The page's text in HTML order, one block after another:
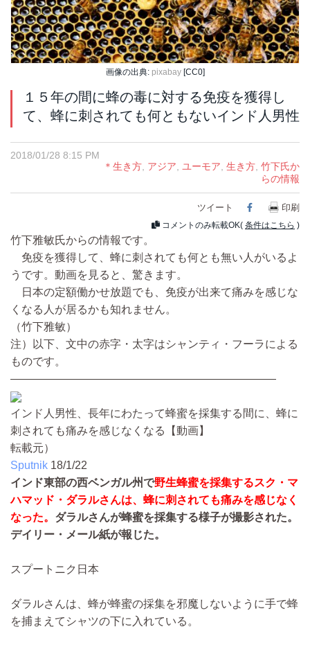
画像の出典: pixabay[CC0]
１５年の間に蜂の毒に対する免疫を獲得し
て、蜂に刺されても何ともないインド人男性
2018/01/28 8:15 PM
＊生き方, アジア, ユーモア, 生き方, 竹下氏か
らの情報
ツイート Facebook
印刷
コメントのみ転載OK( 条件はこちら )
竹下雅敏氏からの情報です。
免疫を獲得して、蜂に刺されても何とも無い人がいるよ
うです。動画を見ると、驚きます。
日本の定額働かせ放題でも、免疫が出来て痛みを感じな
くなる人が居るかも知れません。
（竹下雅敏）
注）以下、文中の赤字・太字はシャンティ・フーラによる
ものです。
————————————————————————
インド人男性、長年にわたって蜂蜜を採集する間に、蜂に
刺されても痛みを感じなくなる【動画】
転載元）
Sputnik 18/1/22
インド東部の西ベンガル州で野生蜂蜜を採集するスク・マ
ハマッド・ダラルさんは、蜂に刺されても痛みを感じなく
なった。 ダラルさんが蜂蜜を採集する様子が撮影された。
デイリー・メール紙が報じた。
スプートニク日本
ダラルさんは、蜂が蜂蜜の採集を邪魔しないように手で蜂
を捕まえてシャツの下に入れている。